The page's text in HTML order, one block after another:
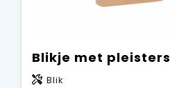
Blikje met pleisters
Blik